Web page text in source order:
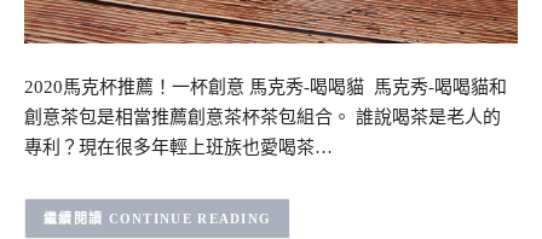
2020馬克杯推薦！一杯創意 馬克秀-喝喝貓 馬克秀-喝喝貓和
創意茶包是相當推薦創意茶杯茶包組合。 誰說喝茶是老人的
專利？現在很多年輕上班族也愛喝茶…
CONTINUE READING